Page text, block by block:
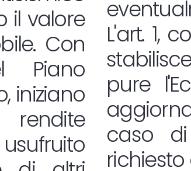
il valore
Con
Piano
iniziano
L'art. 1,
pure
caso